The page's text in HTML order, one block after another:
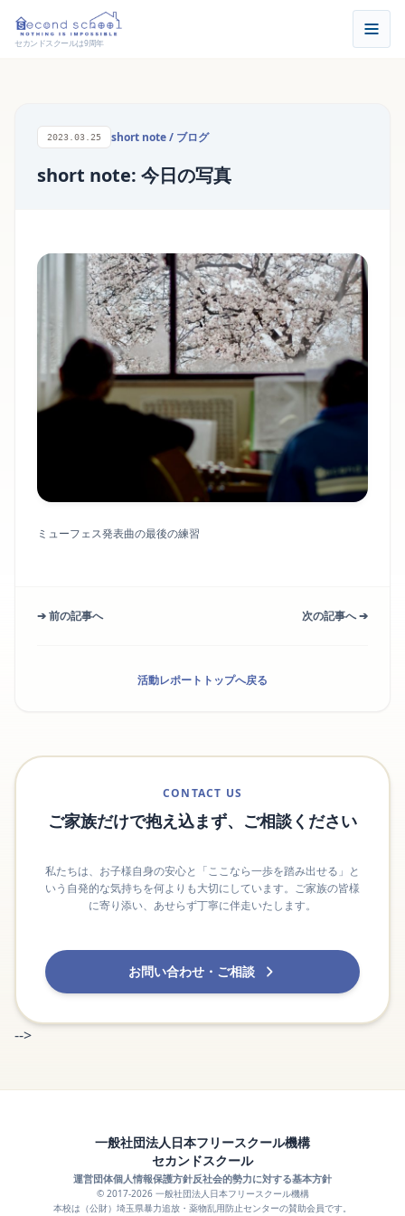
セカンドスクールは9周年
2023.03.25 short note/ ブログ
short note: 今日の写真
ミューフェス発表曲の最後の練習
➔ 前の記事へ 次の記事へ ➔
活動レポートトップへ戻る
CONTACT US
ご家族だけで抱え込まず、ご相談ください
私たちは、お子様自身の安心と「ここなら一歩を踏み出せる」と
いう自発的な気持ちを何よりも大切にしています。ご家族の皆様
に寄り添い、あせらず丁寧に伴走いたします。
お問い合わせ・ご相談
-->
一般社団法人日本フリースクール機構
セカンドスクール
運営団体個人情報保護方針反社会的勢力に対する基本方針
© 2017-2026 一般社団法人日本フリースクール機構
本校は（公財）埼玉県暴力追放・薬物乱用防止センターの賛助会員です。